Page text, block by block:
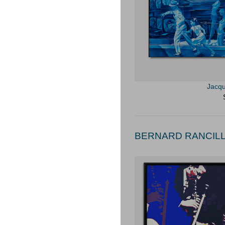
BERNARD